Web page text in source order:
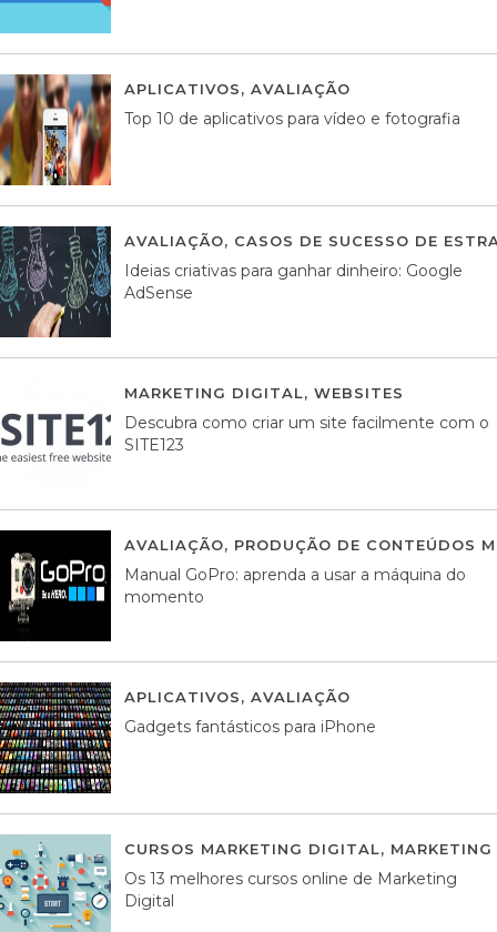
APLICATIVOS, AVALIAÇÃO
Top 10 de aplicativos para vídeo e fotografia
AVALIAÇÃO, CASOS DE SUCESSO DE
Ideias criativas para ganhar dinheiro: Google
AdSense
MARKETING DIGITAL, WEBSITES
Descubra como criar um site facilmente com o
SITE123
AVALIAÇÃO, PRODUÇÃO DE CONTEÚDOS
Manual GoPro: aprenda a usar a máquina do
momento
APLICATIVOS, AVALIAÇÃO
Gadgets fantásticos para iPhone
CURSOS MARKETING DIGITAL,
Os 13 melhores cursos online de Marketing
Digital